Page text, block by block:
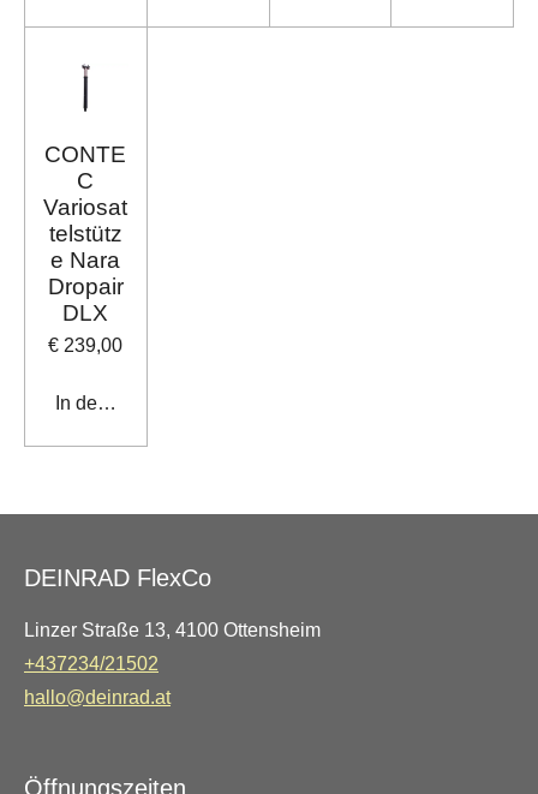
CONTE
C
Variosat
telstütz
e Nara
Dropair
DLX
€ 239,00
In den Warenkorb
DEINRAD FlexCo
Linzer Straße 13, 4100 Ottensheim
+437234/21502
hallo@deinrad.at
Öffnungszeiten